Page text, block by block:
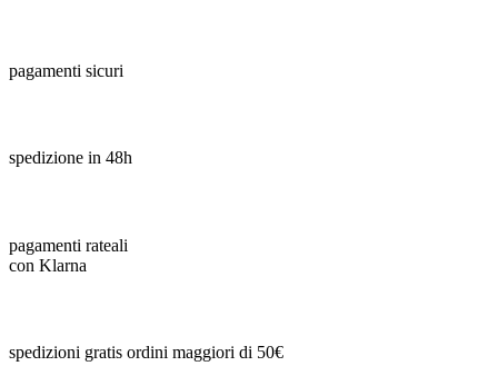
pagamenti sicuri
spedizione in 48h
pagamenti rateali
con Klarna
spedizioni gratis ordini maggiori di 50€